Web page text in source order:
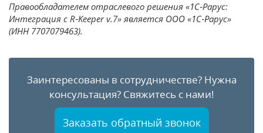
Правообладателем отраслевого решения «1С‑Рарус:
Интеграция с R‑Keeper v.7» является ООО «1С‑Рарус»
(ИНН 7707079463).
Заинтересованы в сотрудничестве?Нужна
консультация? Свяжитесь с нами!
Заказать обратный звонок